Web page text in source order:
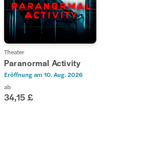
Theater
Paranormal Activity
Eröffnung am 10. Aug. 2026
ab
34,15 £